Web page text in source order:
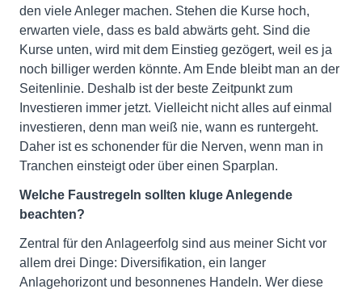
den viele Anleger machen. Stehen die Kurse hoch,
erwarten viele, dass es bald abwärts geht. Sind die
Kurse unten, wird mit dem Einstieg gezögert, weil es ja
noch billiger werden könnte. Am Ende bleibt man an der
Seitenlinie. Deshalb ist der beste Zeitpunkt zum
Investieren immer jetzt. Vielleicht nicht alles auf einmal
investieren, denn man weiß nie, wann es runtergeht.
Daher ist es schonender für die Nerven, wenn man in
Tranchen einsteigt oder über einen Sparplan.
Welche Faustregeln sollten kluge Anlegende
beachten?
Zentral für den Anlageerfolg sind aus meiner Sicht vor
allem drei Dinge: Diversifikation, ein langer
Anlagehorizont und besonnenes Handeln. Wer diese